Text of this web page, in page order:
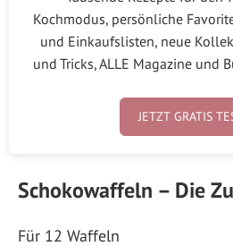
Kochmodus, persönliche
und Einkaufslisten, neue
und Tricks, ALLE Magazine und
JETZT GRATIS
Schokowaffeln – Die
Für 12 Waffeln